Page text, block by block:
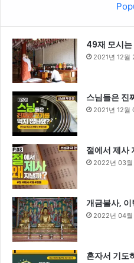
49재 모시는
2021년 12월
스님들은 진
2021년 12월
절에서 제사
2022년 03월
개금불사,
2022년 04월
혼자서 기도